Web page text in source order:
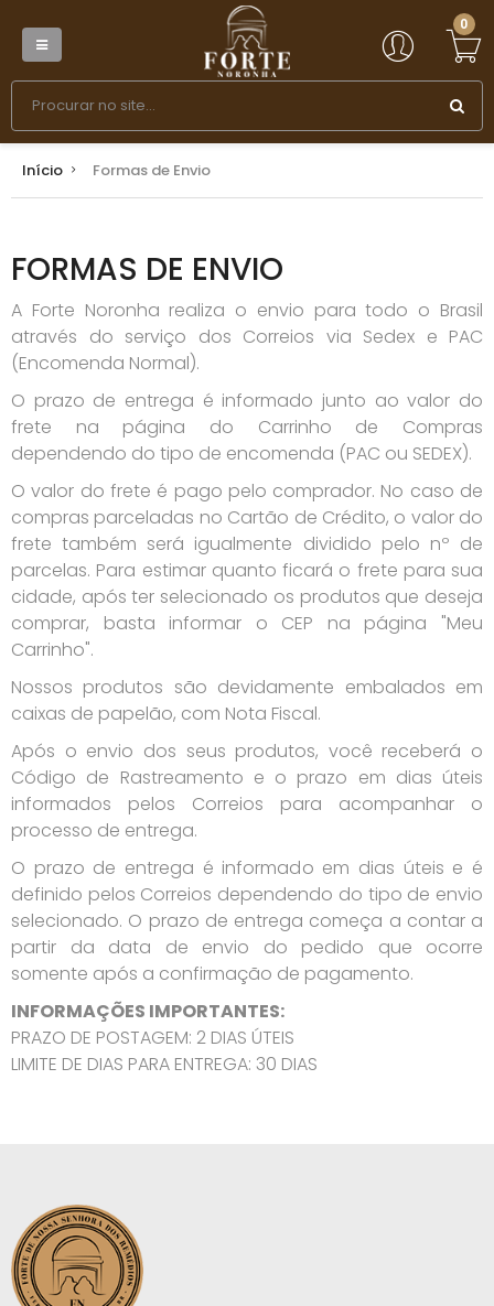
0
Início Formas de Envio
FORMAS DE ENVIO
A Forte Noronha realiza o envio para todo o Brasil
através do serviço dos Correios via Sedex e PAC
(Encomenda Normal).
O prazo de entrega é informado junto ao valor do
frete na página do Carrinho de Compras
dependendo do tipo de encomenda (PAC ou SEDEX).
O valor do frete é pago pelo comprador. No caso de
compras parceladas no Cartão de Crédito, o valor do
frete também será igualmente dividido pelo nº de
parcelas. Para estimar quanto ficará o frete para sua
cidade, após ter selecionado os produtos que deseja
comprar, basta informar o CEP na página "Meu
Carrinho".
Nossos produtos são devidamente embalados em
caixas de papelão, com Nota Fiscal.
Após o envio dos seus produtos, você receberá o
Código de Rastreamento e o prazo em dias úteis
informados pelos Correios para acompanhar o
processo de entrega.
O prazo de entrega é informado em dias úteis e é
definido pelos Correios dependendo do tipo de envio
selecionado. O prazo de entrega começa a contar a
partir da data de envio do pedido que ocorre
somente após a confirmação de pagamento.
INFORMAÇÕES IMPORTANTES:
PRAZO DE POSTAGEM: 2 DIAS ÚTEIS
LIMITE DE DIAS PARA ENTREGA: 30 DIAS